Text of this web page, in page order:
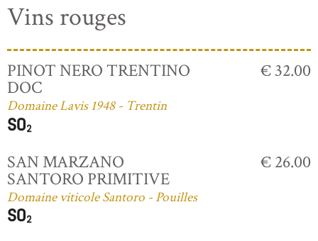
Vins rouges
PINOT NERO TRENTINO
DOC
Domaine Lavis 1948 - Trentin
€ 32.00
SAN MARZANO
SANTORO PRIMITIVE
Domaine viticole Santoro - Pouilles
€ 26.00